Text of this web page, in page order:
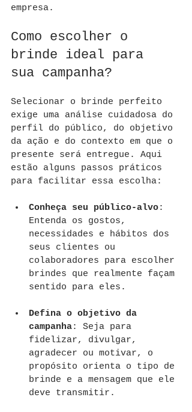
empresa.
Como escolher o
brinde ideal para
sua campanha?
Selecionar o brinde perfeito
exige uma análise cuidadosa do
perfil do público, do objetivo
da ação e do contexto em que o
presente será entregue. Aqui
estão alguns passos práticos
para facilitar essa escolha:
Conheça seu público-alvo:
Entenda os gostos,
necessidades e hábitos dos
seus clientes ou
colaboradores para escolher
brindes que realmente façam
sentido para eles.
Defina o objetivo da
campanha: Seja para
fidelizar, divulgar,
agradecer ou motivar, o
propósito orienta o tipo de
brinde e a mensagem que ele
deve transmitir.